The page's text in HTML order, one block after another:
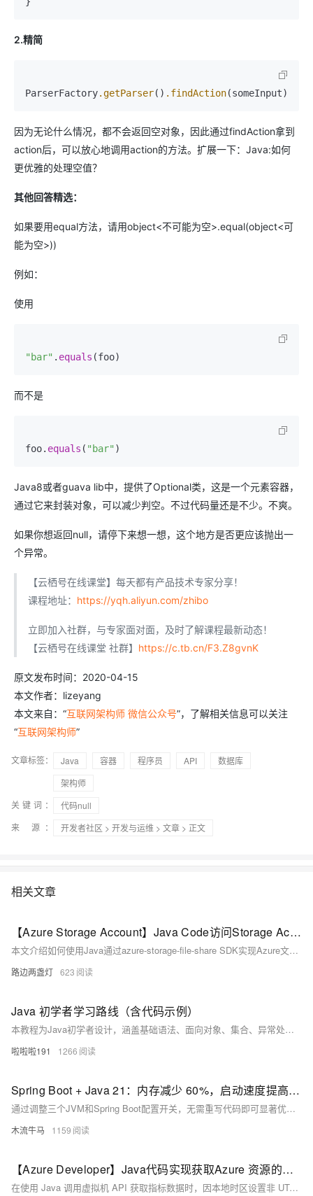
2.精简
ParserFactory.getParser() .findAction(someInput)
因为无论什么情况，都不会返回空对象，因此通过findAction拿到
action后，可以放心地调用action的方法。扩展一下：Java:如何
更优雅的处理空值？
其他回答精选：
如果要用equal方法，请用object<不可能为空>.equal(object<可
能为空>))
例如：
使用
"bar" . equals (foo)
而不是
foo. equals ( "bar" )
Java8或者guava lib中，提供了Optional类，这是一个元素容器，
通过它来封装对象，可以减少判空。不过代码量还是不少。不爽。
如果你想返回null，请停下来想一想，这个地方是否更应该抛出一
个异常。
【云栖号在线课堂】每天都有产品技术专家分享！
课程地址： https://yqh.aliyun.com/zhibo
立即加入社群，与专家面对面，及时了解课程最新动态！
【云栖号在线课堂 社群】 https://c.tb.cn/F3.Z8gvnK
原文发布时间：2020-04-15
本文作者：lizeyang
本文来自：“互联网架构师 微信公众号”，了解相关信息可以关注
“互联网架构师”
文章标签： Java 容器 程序员 API
数据库
架构师
关键词：
代码null
来 源：
开发者社区 > 开发与运维 > 文章 > 正文
相关文章
【Azure Storage Account】Java Code访问Storage Account File Share的上传和下载代码示例
本文介绍如何使用Java通过azure-storage-file-share SDK实现Azure文件共享的上传下载。包含依赖引入、客户端创建及完整示例代码，助你快速集成Azure File Share功能。
路边两盏灯 623
Java 初学者学习路线（含代码示例）
本教程为Java初学者设计，涵盖基础语法、面向对象、集合、异常处理、文件操作、多线程、JDBC、Servlet及MyBatis等内容，每阶段配核心代码示例，强调动手实践，助你循序渐进掌握Java编程。
啦啦啦191 1266
Spring Boot + Java 21：内存减少 60%，启动速度提高 30% — 零代码
通过调整三个JVM和Spring Boot配置开关，无需重写代码即可显著优化Java应用性能：内存减少60%，启动速度提升30%。适用于所有在JVM上运行API的生产团队，低成本实现高效能。
木流牛马 1159
【Azure Developer】Java代码实现获取Azure 资源的指标数据却报错 "invalid time interval input"
在使用 Java 调用虚拟机 API 获取指标数据时，因本地时区设置非 UTC，导致时间格式解析错误。解决方法是在代码中手动指定时区为 UTC，使用 `ZoneOffset.ofHours(0)` 并结合 `withOffsetSameInstant` 方法进行时区转换，从而避免因时区差异引发的时间格式问题。